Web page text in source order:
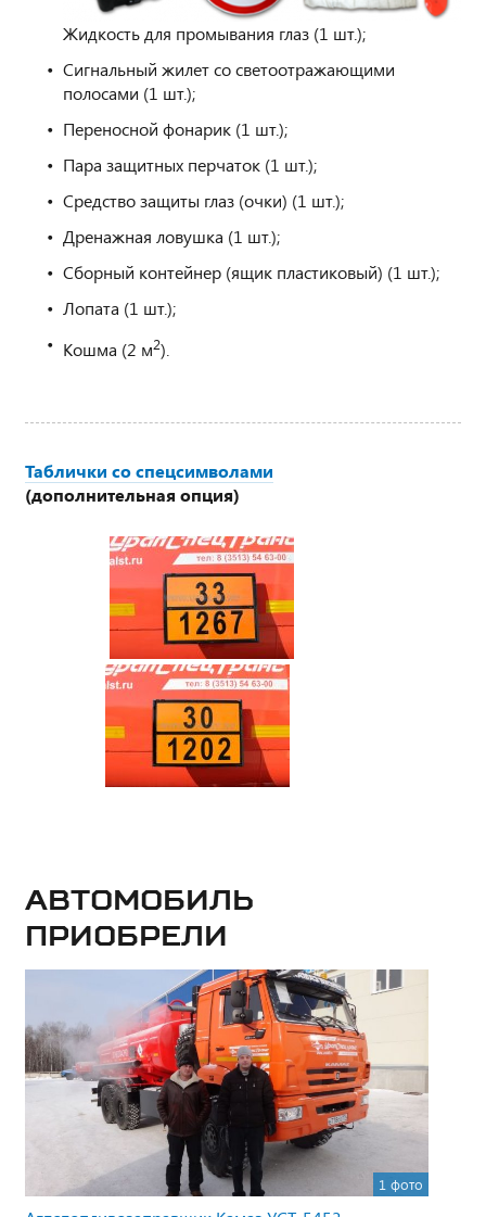
Жидкость для промывания глаз (1 шт.);
Сигнальный жилет со светоотражающими
полосами (1 шт.);
Переносной фонарик (1 шт.);
Пара защитных перчаток (1 шт.);
Средство защиты глаз (очки) (1 шт.);
Дренажная ловушка (1 шт.);
Сборный контейнер (ящик пластиковый) (1 шт.);
Лопата (1 шт.);
Кошма (2 м2).
Таблички со спецсимволами
(дополнительная опция)
Автомобиль
приобрели
1 фото